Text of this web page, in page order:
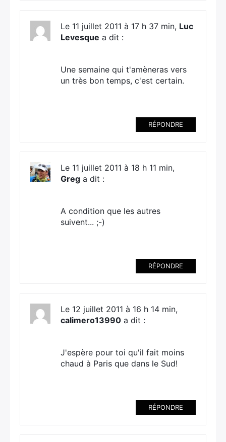
Le 11 juillet 2011 à 17 h 37 min, Luc
Levesque a dit :
Une semaine qui t'amèneras vers
un très bon temps, c'est certain.
RÉPONDRE
Le 11 juillet 2011 à 18 h 11 min,
Greg a dit :
A condition que les autres
suivent... ;-)
RÉPONDRE
Le 12 juillet 2011 à 16 h 14 min,
calimero13990 a dit :
J'espère pour toi qu'il fait moins
chaud à Paris que dans le Sud!
RÉPONDRE